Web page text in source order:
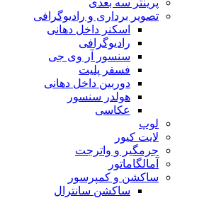
پرینتر سه بعدی
تصویر برداری و رادیوگرافی
اسکنر داخل دهانی
رادیوگرافی
سنسور آر وی جی
فسفر پلیت
دوربین داخل دهانی
هولدر سنسور
عکاسی
لوپ
لایت کیور
جرمگیر و واترجت
آمالگاماتور
ساکشن و کمپرسور
ساکشن سانترال